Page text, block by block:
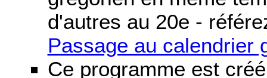
d'autres au 20e -
Passage au calendrier
Ce programme est